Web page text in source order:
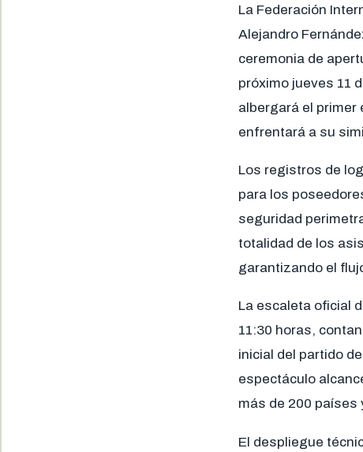
La Federación
Alejandro
ceremonia de
próximo jueves 11
albergará el primer
enfrentará a su
Los registros de
para los
seguridad
totalidad de los
garantizando el
La escaleta oficial
11:30 horas,
inicial del partido
espectáculo
más de 200
El despliegue